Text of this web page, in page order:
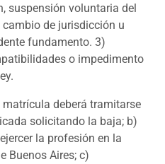
suspensión voluntaria del
de jurisdicción u
fundamento. 3)
o impedimento
deberá tramitarse
solicitando la baja; b)
la profesión en la
Buenos Aires; c)